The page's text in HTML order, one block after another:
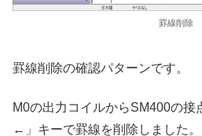
罫線削除
罫線削除の確認パターンです。
M0の出力コイルからSM400の接
←」キーで罫線を削除しました。